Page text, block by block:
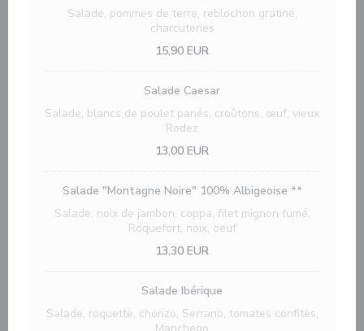
Salade, pommes de terre, reblochon gratiné,
charcuteries
15,90 EUR
Salade Caesar
Salade, blancs de poulet panés, croûtons, œuf, vieux
Rodez
13,00 EUR
Salade "Montagne Noire" 100% Albigeoise **
Salade, noix de jambon, coppa, filet mignon fumé,
Roquefort, noix, oeuf
13,30 EUR
Salade Ibérique
Salade, roquette, chorizo, Serrano, tomates confites,